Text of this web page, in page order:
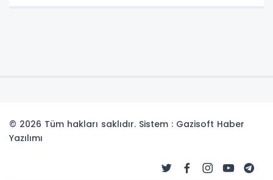
© 2026 Tüm hakları saklıdır. Sistem : Gazisoft Haber
Yazılımı